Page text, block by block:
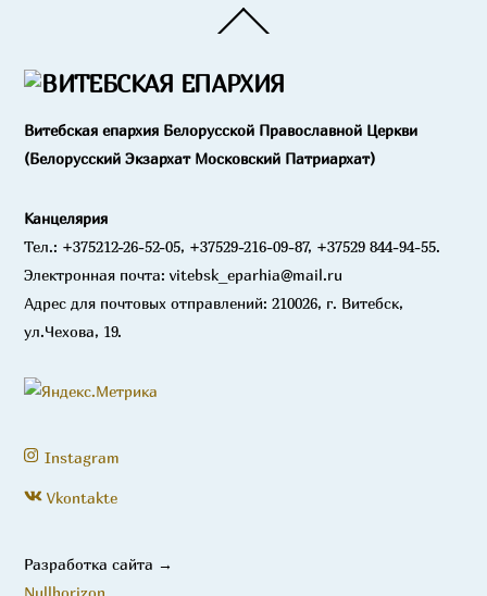
To
Витебская епархия Белорусской Православной Церкви
(Белорусский Экзархат Московский Патриархат)
Канцелярия
Тел.: +375212-26-52-05, +37529-216-09-87, +37529 844-94-55.
Электронная почта: vitebsk_eparhia@mail.ru
Адрес для почтовых отправлений: 210026, г. Витебск,
ул.Чехова, 19.
Instagram
Vkontakte
Разработка сайта →
Nullhorizon